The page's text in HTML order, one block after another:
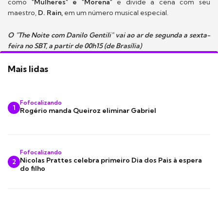
como "Mulheres" e "Morena" e divide a cena com seu
maestro, D. Rain, em um número musical especial.
O "The Noite com Danilo Gentili" vai ao ar de segunda a sexta-
feira no SBT, a partir de 00h15 (de Brasília)
Mais lidas
1
Fofocalizando
Rogério manda Queiroz eliminar Gabriel
2
Fofocalizando
Nicolas Prattes celebra primeiro Dia dos Pais à espera
do filho